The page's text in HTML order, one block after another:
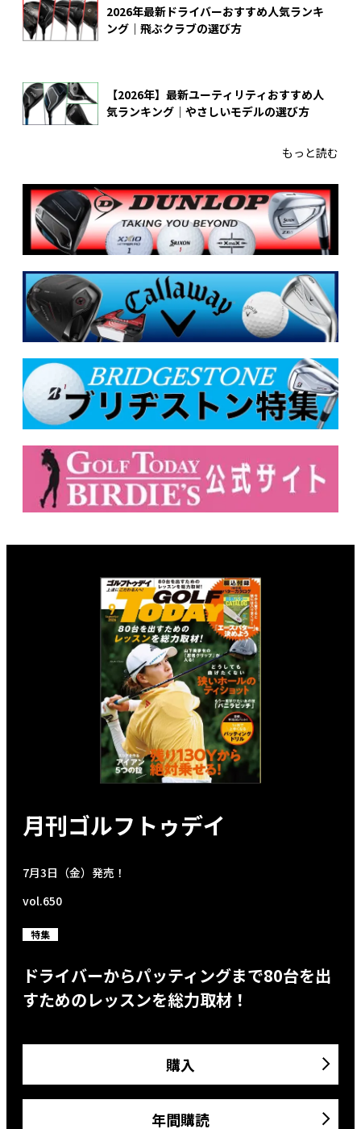
2026年最新ドライバーおすすめ人気ランキ
ング｜飛ぶクラブの選び方
【2026年】最新ユーティリティおすすめ人
気ランキング｜やさしいモデルの選び方
もっと読む
月刊ゴルフトゥデイ
7月3日（金）発売！
vol.650
特集
ドライバーからパッティングまで80台を出
すためのレッスンを総力取材！
購入
年間購読